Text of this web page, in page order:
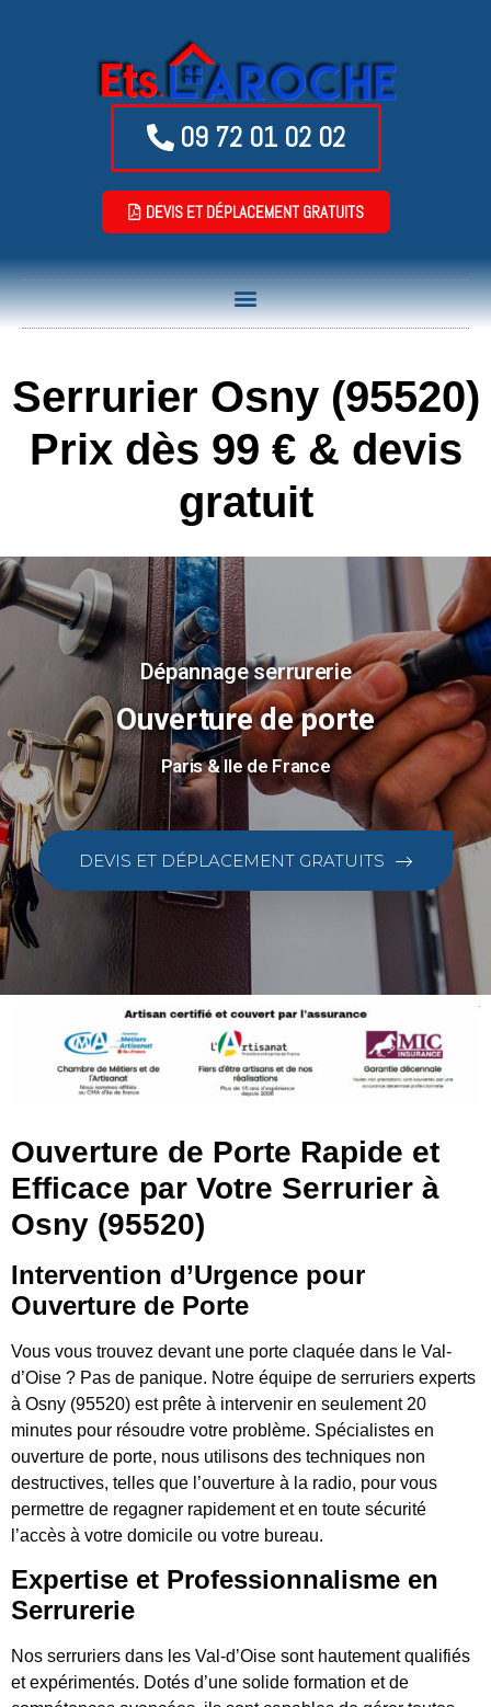
09 72 01 02 02
DEVIS ET DÉPLACEMENT GRATUITS
Serrurier Osny (95520)
Prix dès 99 € & devis
gratuit
Dépannage serrurerie
Ouverture de porte
Paris & Ile de France
DEVIS ET DÉPLACEMENT GRATUITS
Ouverture de Porte Rapide et
Efficace par Votre Serrurier à
Osny (95520)
Intervention d’Urgence pour
Ouverture de Porte
Vous vous trouvez devant une porte claquée dans le Val-
d’Oise ? Pas de panique. Notre équipe de serruriers experts
à Osny (95520) est prête à intervenir en seulement 20
minutes pour résoudre votre problème. Spécialistes en
ouverture de porte, nous utilisons des techniques non
destructives, telles que l’ouverture à la radio, pour vous
permettre de regagner rapidement et en toute sécurité
l’accès à votre domicile ou votre bureau.
Expertise et Professionnalisme en
Serrurerie
Nos serruriers dans les Val-d’Oise sont hautement qualifiés
et expérimentés. Dotés d’une solide formation et de